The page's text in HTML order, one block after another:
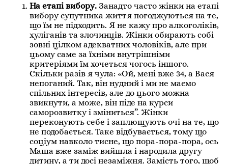
На етапі вибору. Занадто часто жінки на етапі
вибору супутника життя погоджуються на те,
що їм не підходить. Я не кажу про алкоголіків,
хуліганів та злочинців. Жінки обирають собі
зовні цілком адекватних чоловіків, але при
цьому саме за їхніми внутрішніми
критеріями їм хочеться чогось іншого.
Скільки разів я чула: «Ой, мені вже 34, а Вася
непоганий. Так, він нудний і ми не маємо
спільних інтересів, але до цього можна
звикнути, а може, він піде на курси
саморозвитку і зміниться”. Жінки
переконують себе і заплющують очі на те, що
не подобається. Таке відбувається, тому що
соціум навколо тисне, що пора-пора-пора, ось
Маша вже заміж вийшла і народила другу
дитину, а ти досі незаміжня. Замість того, щоб